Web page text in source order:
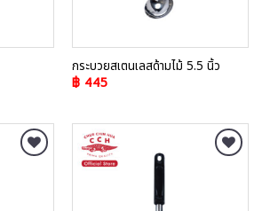
กระบวยสเตนเลสด้ามไม้ 5.5 นิ้ว
฿445